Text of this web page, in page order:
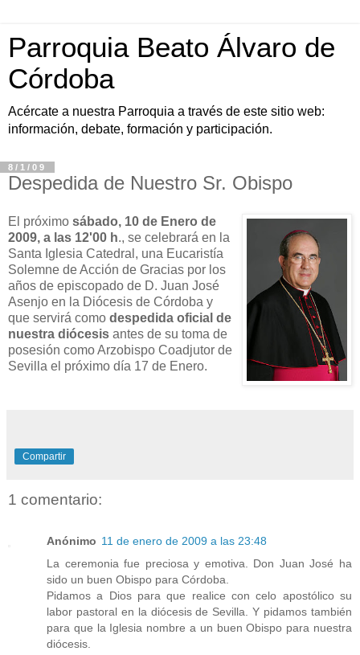
Parroquia Beato Álvaro de
Córdoba
Acércate a nuestra Parroquia a través de este sitio web:
información, debate, formación y participación.
8/1/09
Despedida de Nuestro Sr. Obispo
El próximo sábado, 10 de Enero de
2009, a las 12'00 h., se celebrará en la
Santa Iglesia Catedral, una Eucaristía
Solemne de Acción de Gracias por los
años de episcopado de D. Juan José
Asenjo en la Diócesis de Córdoba y
que servirá como despedida oficial de
nuestra diócesis antes de su toma de
posesión como Arzobispo Coadjutor de
Sevilla el próximo día 17 de Enero.
Compartir
1 comentario:
Anónimo 11 de enero de 2009 a las 23:48
La ceremonia fue preciosa y emotiva. Don Juan José ha
sido un buen Obispo para Córdoba.
Pidamos a Dios para que realice con celo apostólico su
labor pastoral en la diócesis de Sevilla. Y pidamos también
para que la Iglesia nombre a un buen Obispo para nuestra
diócesis.